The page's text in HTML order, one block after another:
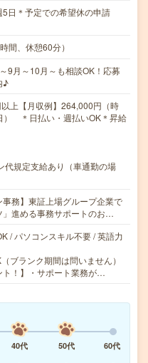
日＊予定での希望休の申請
間、休憩60分）
9月～10月～も相談OK！応募
♪
上【月収例】264,000円（時
） ＊日払い・週払いOK＊昇給
代規定支給あり（車通勤の場
事務】東証上場グループ企業で
」進める事務サポートのお…
/ パソコンスキル不要 / 英語力
ランク期間は問いません）
ト！】・サポート業務が…
40代 50代
60代